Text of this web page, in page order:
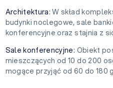
Architektura: W skład
budynki noclegowe, sale
konferencyjne oraz stajnia z
Sale konferencyjne: Obiekt
mieszczących od 10 do 200
mogące przyjąć od 60 do 180